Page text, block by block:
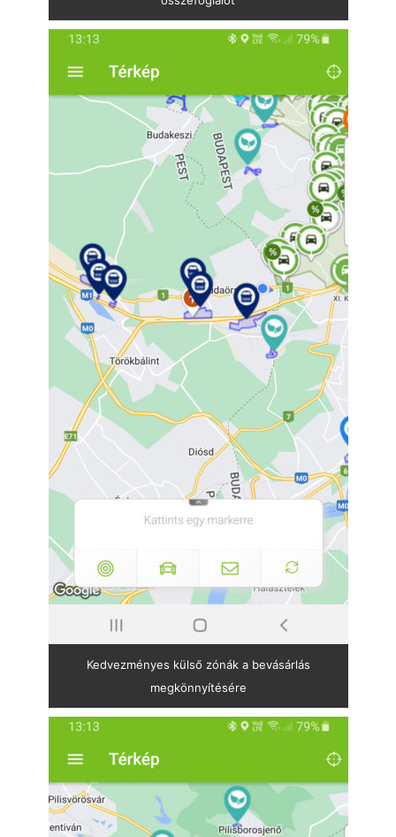
Kedvezményes külső zónák a bevásárlás
megkönnyítésére